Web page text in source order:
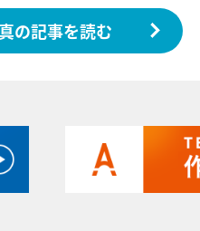
の記事を読む